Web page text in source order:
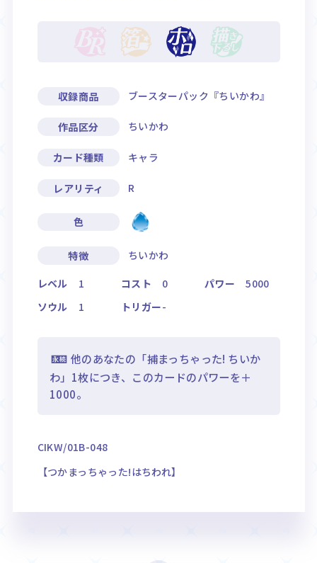
収録商品 ブースターパック『ちいかわ』
作品区分 ちいかわ
カード種類 キャラ
レアリティ R
色
特徴
ちいかわ
レベル
1 コスト 0 パワー
5000
ソウル
1 トリガー-
他のあなたの「捕まっちゃった! ちいか
わ」1枚につき、このカードのパワーを＋
1000。
CIKW/01B-048
【つかまっちゃった!はちわれ】